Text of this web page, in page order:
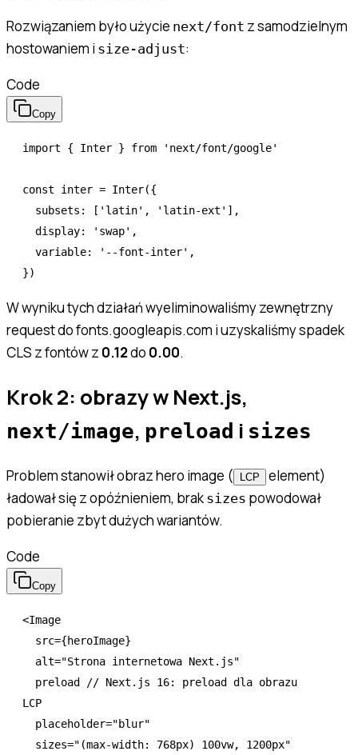
Rozwiązaniem było użycie next/font z samodzielnym
hostowaniem i size-adjust:
Code
Copy
import { Inter } from 'next/font/google'
const inter = Inter({
  subsets
: [ 'latin' , 'latin-ext' ] ,
  display
: 'swap' ,
  variable
: '--font-inter' ,
})
W wyniku tych działań wyeliminowaliśmy zewnętrzny
request do fonts.googleapis.com i uzyskaliśmy spadek
CLS z fontów z 0.12do 0.00.
Krok 2: obrazy w Next.js,
next/image, preload i sizes
Problem stanowił obraz hero image ( LCP
element)
ładował się z opóźnieniem, brak sizes powodował
pobieranie zbyt dużych wariantów.
Code
Copy
<Image
  src
={heroImage}
  alt
="Strona internetowa Next.js"
  preload
// Next.js 16: preload dla obrazu
LCP
  placeholder
="blur"
  sizes
="(max-width: 768px) 100vw, 1200px"